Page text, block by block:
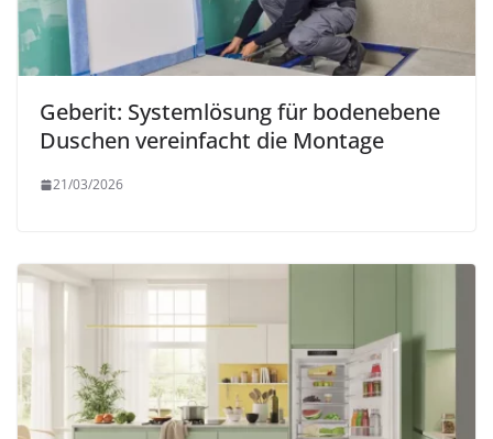
Geberit: Systemlösung für bodenebene
Duschen vereinfacht die Montage
21/03/2026